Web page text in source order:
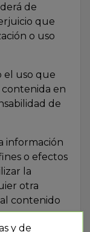
de
que
o uso
el uso que
en
de
información
o efectos
la
otra
contenido
y de